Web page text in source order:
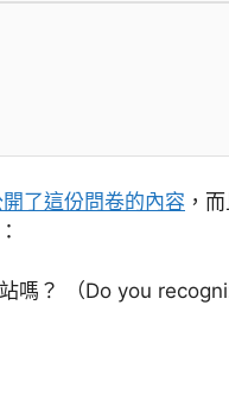
了這份問卷的內容 ，
嗎？ （Do you